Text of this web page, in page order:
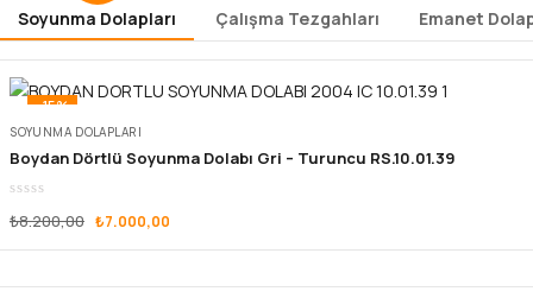
Soyunma Dolapları Çalışma Tezgahları Emanet
-15%
SOYUNMA DOLAPLARI
Boydan Dörtlü Soyunma Dolabı Gri – Turuncu RS.10.01.39
₺8.200,00 ₺7.000,00